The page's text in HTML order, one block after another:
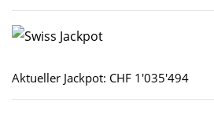
Aktueller Jackpot: CHF 1'035'494